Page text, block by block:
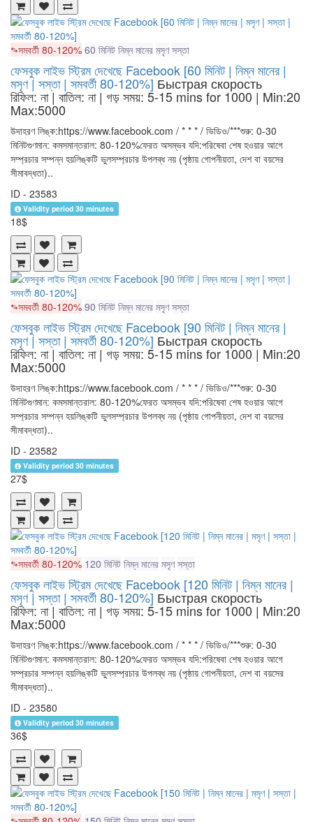
সমবর্তী 80-120% 60 মিনিট নিম্ন মানের মসৃণ সস্তা
ফেসবুক লাইভ স্ট্রিম দেখেছে Facebook [60 মিনিট | নিম্ন মানের |
মসৃণ | সস্তা | সমবর্তী 80-120%] Быстрая скорость
রিফিল: না | বাতিল: না | গড় সময়: 5-15 mins for 1000 | Min:20
Max:5000
উদাহরণ লিঙ্ক:https://www.facebook.com / * * * / ভিডিও/***শুরু: 0-30
মিনিটগুণমান: কমসমান্তরাল: 80-120%ফেরত অসম্ভব যদি:পরিষেবা শেষ হওয়ার আগে
সম্প্রচার সম্পন্ন হয়লিঙ্কটি ভুলসম্প্রচার উপলব্ধ নয় (পৃষ্ঠায় গোপনীয়তা, দেশ বা বয়সের
সীমাবদ্ধতা)..
ID - 23583
Validity period 30 minutes
18$
সমবর্তী 80-120% 90 মিনিট নিম্ন মানের মসৃণ সস্তা
ফেসবুক লাইভ স্ট্রিম দেখেছে Facebook [90 মিনিট | নিম্ন মানের |
মসৃণ | সস্তা | সমবর্তী 80-120%] Быстрая скорость
রিফিল: না | বাতিল: না | গড় সময়: 5-15 mins for 1000 | Min:20
Max:5000
উদাহরণ লিঙ্ক:https://www.facebook.com / * * * / ভিডিও/***শুরু: 0-30
মিনিটগুণমান: কমসমান্তরাল: 80-120%ফেরত অসম্ভব যদি:পরিষেবা শেষ হওয়ার আগে
সম্প্রচার সম্পন্ন হয়লিঙ্কটি ভুলসম্প্রচার উপলব্ধ নয় (পৃষ্ঠায় গোপনীয়তা, দেশ বা বয়সের
সীমাবদ্ধতা)..
ID - 23582
Validity period 30 minutes
27$
সমবর্তী 80-120% 120 মিনিট নিম্ন মানের মসৃণ সস্তা
ফেসবুক লাইভ স্ট্রিম দেখেছে Facebook [120 মিনিট | নিম্ন মানের |
মসৃণ | সস্তা | সমবর্তী 80-120%] Быстрая скорость
রিফিল: না | বাতিল: না | গড় সময়: 5-15 mins for 1000 | Min:20
Max:5000
উদাহরণ লিঙ্ক:https://www.facebook.com / * * * / ভিডিও/***শুরু: 0-30
মিনিটগুণমান: কমসমান্তরাল: 80-120%ফেরত অসম্ভব যদি:পরিষেবা শেষ হওয়ার আগে
সম্প্রচার সম্পন্ন হয়লিঙ্কটি ভুলসম্প্রচার উপলব্ধ নয় (পৃষ্ঠায় গোপনীয়তা, দেশ বা বয়সের
সীমাবদ্ধতা)..
ID - 23580
Validity period 30 minutes
36$